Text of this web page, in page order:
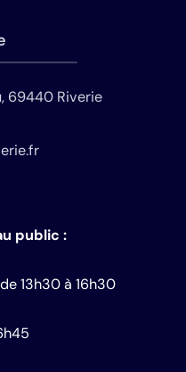
69440 Riverie
public :
13h30 à 16h30